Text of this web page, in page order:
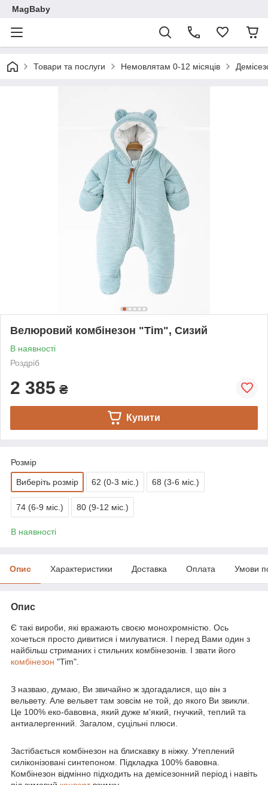
MagBaby
Товари та послуги Немовлятам 0-12 місяців
Велюровий комбінезон "Tim", Сизий
В наявності
Роздріб
2 385 ₴
Купити
Розмір
Виберіть розмір 62 (0-3 міс.) 68 (3-6 міс.)
74 (6-9 міс.) 80 (9-12 міс.)
В наявності
Опис Характеристики Доставка Оплата Умови
Опис
Є такі вироби, які вражають своєю монохромністю. Ось
хочеться просто дивитися і милуватися. І перед Вами один з
найбільш стриманих і стильних комбінезонів. І звати його
комбінезон "Tim".
З назваю, думаю, Ви звичайно ж здогадалися, що він з
вельвету. Але вельвет там зовсім не той, до якого Ви звикли.
Це 100% еко-бавовна, який дуже м'який, гнучкий, теплий та
антиалергенний. Загалом, суцільні плюси.
Застібається комбінезон на блискавку в ніжку. Утеплений
силіконізовані синтепоном. Підкладка 100% бавовна.
Комбінезон відмінно підходить на демісезонний період і навіть